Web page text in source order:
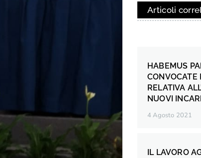
Articoli
HABEMUS
CONVOCATE
RELATIVA
NUOVI
4 Agosto 2021
IL LAVORO